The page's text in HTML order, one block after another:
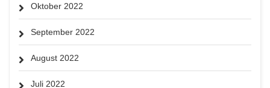
Oktober 2022
September 2022
August 2022
Juli 2022